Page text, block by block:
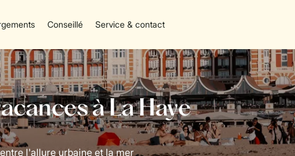
Conseillé Service & contact